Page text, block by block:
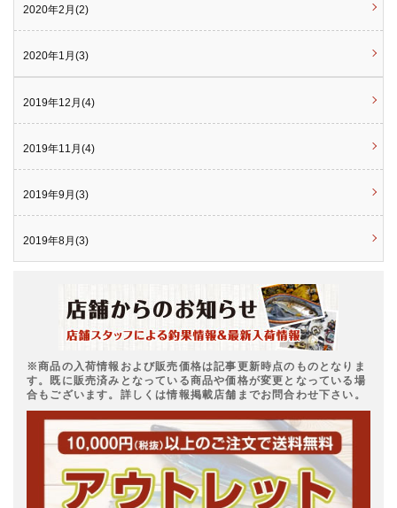
2020年2月(2)
2020年1月(3)
2019年12月(4)
2019年11月(4)
2019年9月(3)
2019年8月(3)
※商品の入荷情報および販売価格は記事更新時点のものとなりま
す。既に販売済みとなっている商品や価格が変更となっている場
合もございます。詳しくは情報掲載店舗までお問合わせ下さい。